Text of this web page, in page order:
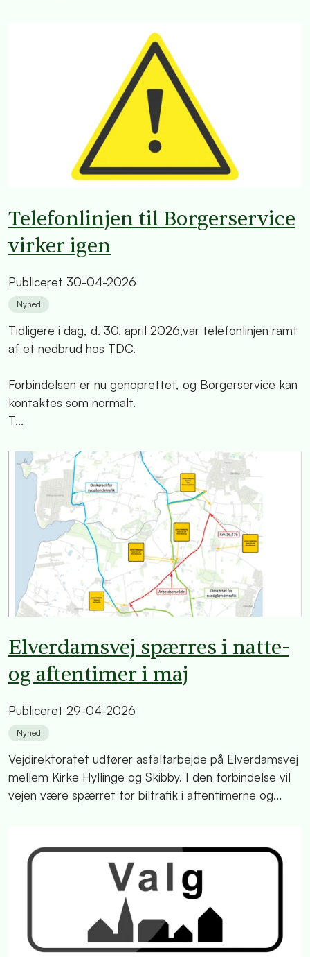
Telefonlinjen til Borgerservice
virker igen
Publiceret 30-04-2026
Nyhed
Tidligere i dag, d. 30. april 2026,var telefonlinjen ramt
af et nedbrud hos TDC.
Forbindelsen er nu genoprettet, og Borgerservice kan
kontaktes som normalt.
T...
Elverdamsvej spærres i natte-
og aftentimer i maj
Publiceret 29-04-2026
Nyhed
Vejdirektoratet udfører asfaltarbejde på Elverdamsvej
mellem Kirke Hyllinge og Skibby. I den forbindelse vil
vejen være spærret for biltrafik i aftentimerne og...